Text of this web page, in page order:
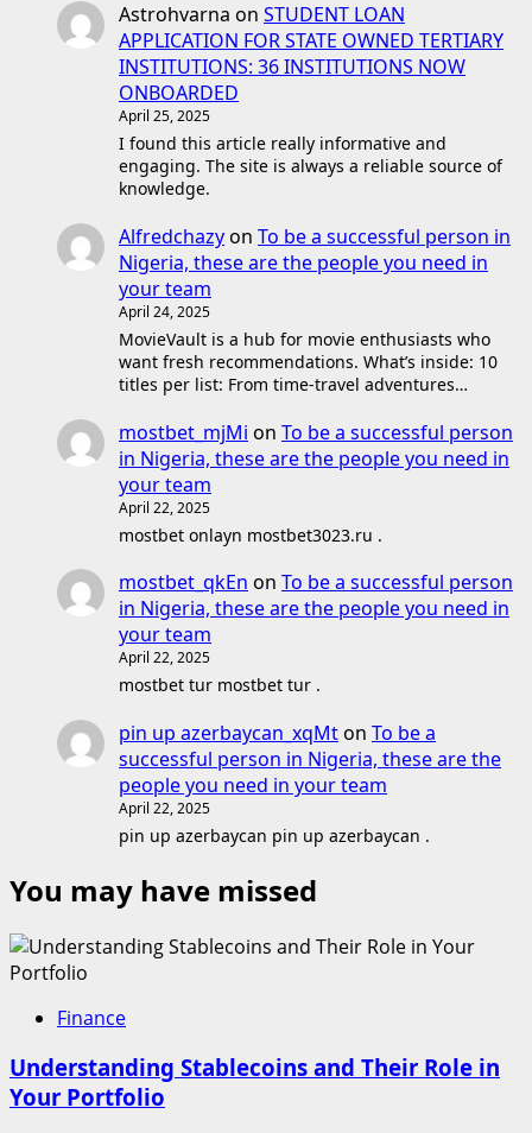
Astrohvarna on STUDENT LOAN
APPLICATION FOR STATE OWNED TERTIARY
INSTITUTIONS: 36 INSTITUTIONS NOW
ONBOARDED
April 25, 2025
I found this article really informative and
engaging. The site is always a reliable source of
knowledge.
Alfredchazyon To be a successful person in
Nigeria, these are the people you need in
your team
April 24, 2025
MovieVault is a hub for movie enthusiasts who
want fresh recommendations. What’s inside: 10
titles per list: From time-travel adventures…
mostbet_mjMi on To be a successful person
in Nigeria, these are the people you need in
your team
April 22, 2025
mostbet onlayn mostbet3023.ru .
mostbet_qkEn on To be a successful person
in Nigeria, these are the people you need in
your team
April 22, 2025
mostbet tur mostbet tur .
pin up azerbaycan_xqMton To be a
successful person in Nigeria, these are the
people you need in your team
April 22, 2025
pin up azerbaycan pin up azerbaycan .
You may have missed
Finance
Understanding Stablecoins and Their Role in
Your Portfolio